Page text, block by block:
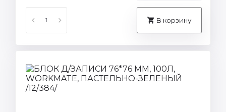
В корзину